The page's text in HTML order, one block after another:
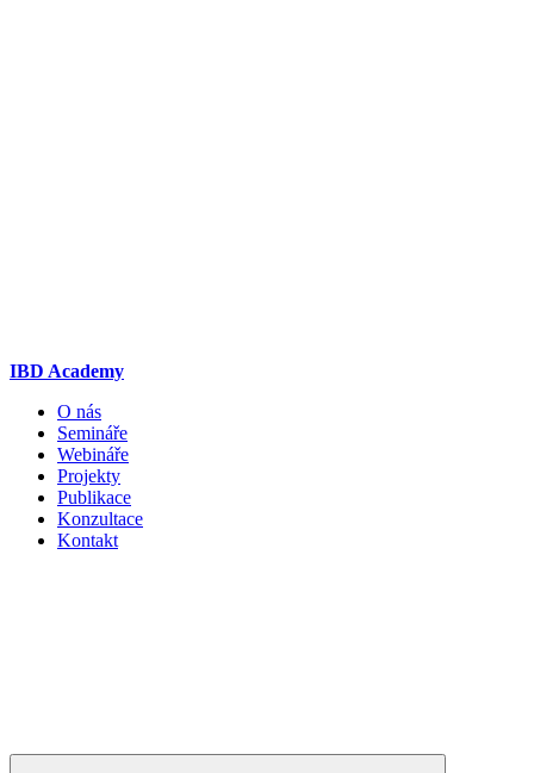
IBD Academy
O nás
Semináře
Webináře
Projekty
Publikace
Konzultace
Kontakt